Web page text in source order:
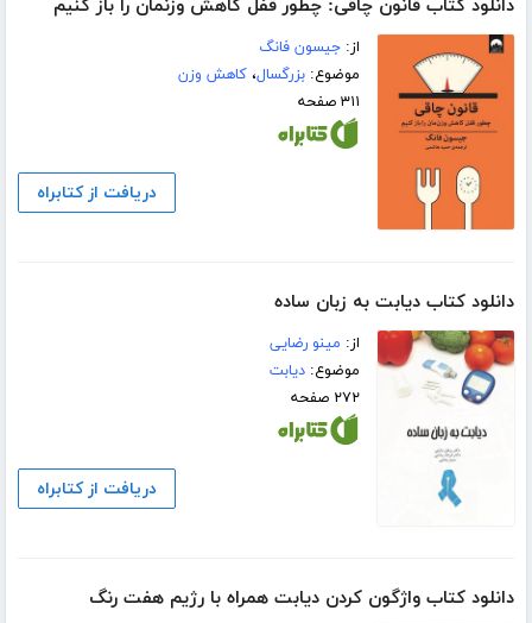
دانلود کتاب قانون چاقی: چطور قفل کاهش وزنمان را باز کنیم
از:جیسون فانگ
موضوع:بزرگسال،کاهش وزن
۳۱۱ صفحه
دریافت از کتابراه
دانلود کتاب دیابت به زبان ساده
از: مینو رضایی
موضوع:دیابت
۲۷۲ صفحه
دریافت از کتابراه
دانلود کتاب واژگون کردن دیابت همراه با رژیم هفت رنگ